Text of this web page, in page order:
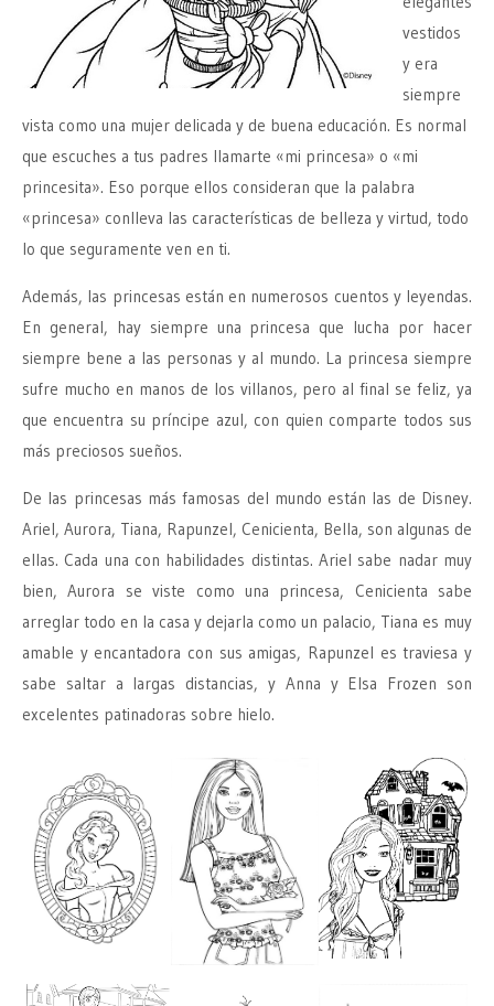
vestidos
y era
siempre
vista como una mujer delicada y de buena educación. Es normal
que escuches a tus padres llamarte «mi princesa» o «mi
princesita». Eso porque ellos consideran que la palabra
«princesa» conlleva las características de belleza y virtud, todo
lo que seguramente ven en ti.
Además, las princesas están en numerosos cuentos y leyendas.
En general, hay siempre una princesa que lucha por hacer
siempre bene a las personas y al mundo. La princesa siempre
sufre mucho en manos de los villanos, pero al final se feliz, ya
que encuentra su príncipe azul, con quien comparte todos sus
más preciosos sueños.
De las princesas más famosas del mundo están las de Disney.
Ariel, Aurora, Tiana, Rapunzel, Cenicienta, Bella, son algunas de
ellas. Cada una con habilidades distintas. Ariel sabe nadar muy
bien, Aurora se viste como una princesa, Cenicienta sabe
arreglar todo en la casa y dejarla como un palacio, Tiana es muy
amable y encantadora con sus amigas, Rapunzel es traviesa y
sabe saltar a largas distancias, y Anna y Elsa Frozen son
excelentes patinadoras sobre hielo.